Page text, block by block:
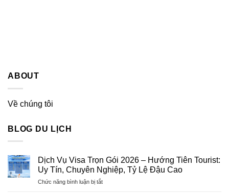
ABOUT
Về chúng tôi
BLOG DU LỊCH
Dịch Vụ Visa Trọn Gói 2026 – Hướng Tiên Tourist:
Uy Tín, Chuyên Nghiệp, Tỷ Lệ Đậu Cao
Chức năng bình luận bị tắtở